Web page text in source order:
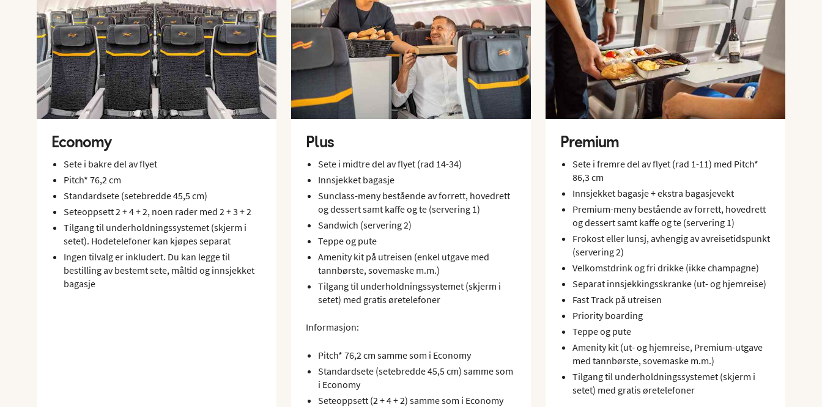
Economy
Sete i bakre del av flyet
Pitch* 76,2 cm
Standardsete (setebredde 45,5 cm)
Seteoppsett 2 + 4 + 2, noen rader med 2 + 3 + 2
Tilgang til underholdningssystemet (skjerm i
setet). Hodetelefoner kan kjøpes separat
Ingen tilvalg er inkludert. Du kan legge til
bestilling av bestemt sete, måltid og innsjekket
bagasje
Plus
Sete i midtre del av flyet (rad 14-34)
Innsjekket bagasje
Sunclass-meny bestående av forrett, hovedrett
og dessert samt kaffe og te (servering 1)
Sandwich (servering 2)
Teppe og pute
Amenity kit på utreisen (enkel utgave med
tannbørste, sovemaske m.m.)
Tilgang til underholdningssystemet (skjerm i
setet) med gratis øretelefoner
Informasjon:
Pitch* 76,2 cm samme som i Economy
Standardsete (setebredde 45,5 cm) samme som
i Economy
Seteoppsett (2 + 4 + 2) samme som i Economy
Premium
Sete i fremre del av flyet (rad 1-11) med Pitch*
86,3 cm
Innsjekket bagasje + ekstra bagasjevekt
Premium-meny bestående av forrett, hovedrett
og dessert samt kaffe og te (servering 1)
Frokost eller lunsj, avhengig av avreisetidspunkt
(servering 2)
Velkomstdrink og fri drikke (ikke champagne)
Separat innsjekkingsskranke (ut- og hjemreise)
Fast Track på utreisen
Priority boarding
Teppe og pute
Amenity kit (ut- og hjemreise, Premium-utgave
med tannbørste, sovemaske m.m.)
Tilgang til underholdningssystemet (skjerm i
setet) med gratis øretelefoner